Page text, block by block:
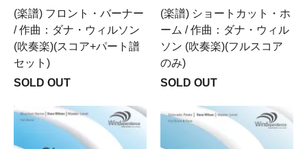
(楽譜) フロント・バーナー
/ 作曲：ダナ・ウィルソン
(吹奏楽)(スコア+パート譜
セット)
SOLD OUT
(楽譜) ショートカット・ホ
ーム / 作曲：ダナ・ウィル
ソン (吹奏楽)(フルスコア
のみ)
SOLD OUT